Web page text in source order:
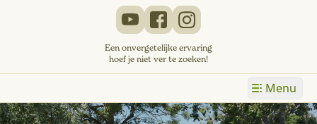
Een onvergetelijke ervaring
hoef je niet ver te zoeken!
Menu